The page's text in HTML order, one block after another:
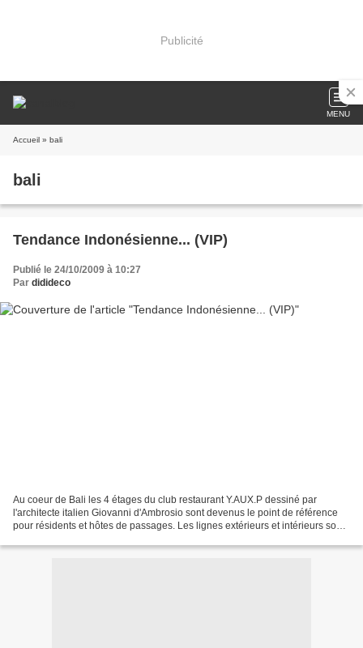
Publicité
MENU
Accueil » bali
bali
Tendance Indonésienne... (VIP)
Publié le 24/10/2009 à 10:27
Par didideco
Au coeur de Bali les 4 étages du club restaurant Y.AUX.P dessiné par
l'architecte italien Giovanni d'Ambrosio sont devenus le point de référence
pour résidents et hôtes de passages. Les lignes extérieurs et intérieurs sont